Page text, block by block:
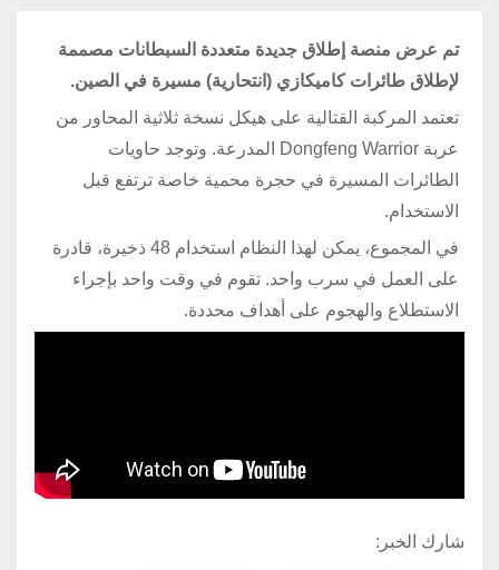
تم عرض منصة إطلاق جديدة متعددة السبطانات مصممة
لإطلاق طائرات كاميكازي (انتحارية) مسيرة في الصين.
تعتمد المركبة القتالية على هيكل نسخة ثلاثية المحاور من
عربة Dongfeng Warrior المدرعة. وتوجد حاويات
الطائرات المسيرة في حجرة محمية خاصة ترتفع قبل
الاستخدام.
في المجموع، يمكن لهذا النظام استخدام 48 ذخيرة، قادرة
على العمل في سرب واحد. تقوم في وقت واحد بإجراء
الاستطلاع والهجوم على أهداف محددة.
شارك الخبر: